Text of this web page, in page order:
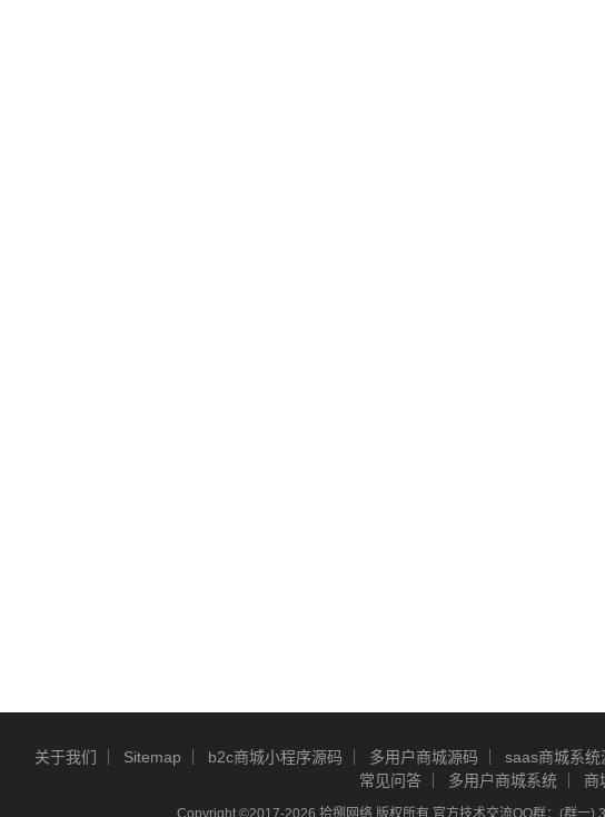
关于我们 Sitemap b2c商城小程序源码 多用户商城源码 saas商城系统
常见问答
多用户商城系统 商
Copyright ©2017-2026 拾捌网络 版权所有 官方技术交流QQ群：(群一